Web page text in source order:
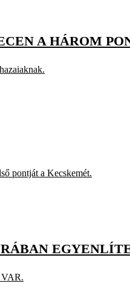
A HÁROM
pontját a Kecskemét.
VAR.